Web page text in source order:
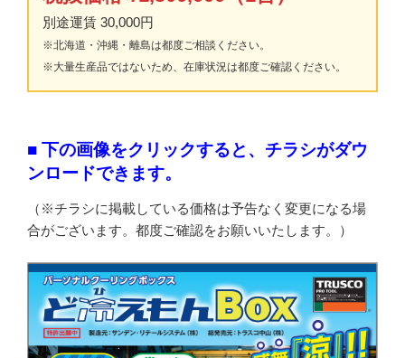
別途運賃 30,000円
※北海道・沖縄・離島は都度ご相談ください。
※大量生産品ではないため、在庫状況は都度ご確認ください。
■ 下の画像をクリックすると、チラシがダウ
ンロードできます。
（※チラシに掲載している価格は予告なく変更になる場
合がございます。都度ご確認をお願いいたします。）